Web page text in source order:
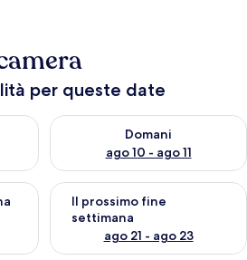
per queste date
questa sera, ago 9 - ago 10
Domani
ago 10 - ago 11
Verifica la disponibilità per
questo fine settimana, ago 14 -
Il prossimo fine
settimana
ago 21 - ago 23
Verifica la disponibilità per il